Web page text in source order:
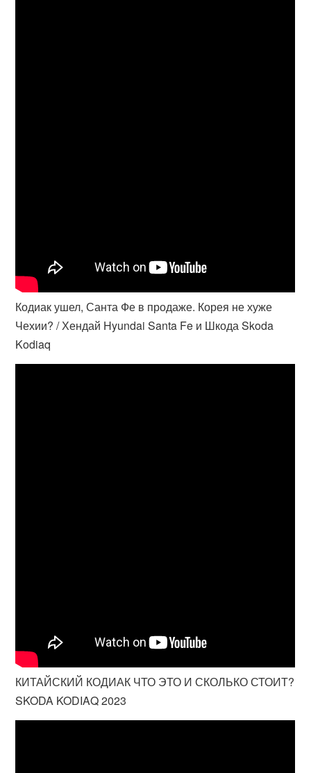
Кодиак ушел, Санта Фе в продаже. Корея не хуже
Чехии? / Хендай Hyundai Santa Fe и Шкода Skoda
Kodiaq
КИТАЙСКИЙ КОДИАК ЧТО ЭТО И СКОЛЬКО СТОИТ?
SKODA KODIAQ 2023